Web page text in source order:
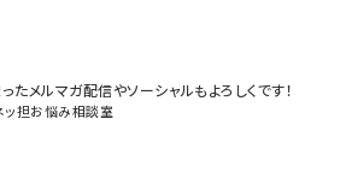
メルマガ配信やソーシャルもよろしくです！
ッ担お悩み相談室